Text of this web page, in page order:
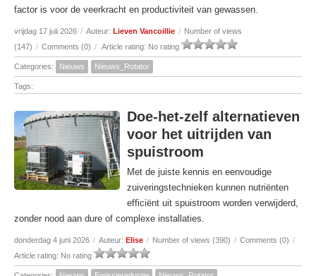
factor is voor de veerkracht en productiviteit van gewassen.
vrijdag 17 juli 2026 / Auteur: Lieven Vancoillie / Number of views
(147) / Comments (0) / Article rating: No rating
Categories: Nieuws Nieuws_Rotator
Tags:
Doe-het-zelf alternatieven
voor het uitrijden van
spuistroom
Met de juiste kennis en eenvoudige
zuiveringstechnieken kunnen nutriënten
efficiënt uit spuistroom worden verwijderd,
zonder nood aan dure of complexe installaties.
donderdag 4 juni 2026 / Auteur: Elise / Number of views (390) / Comments (0) /
Article rating: No rating